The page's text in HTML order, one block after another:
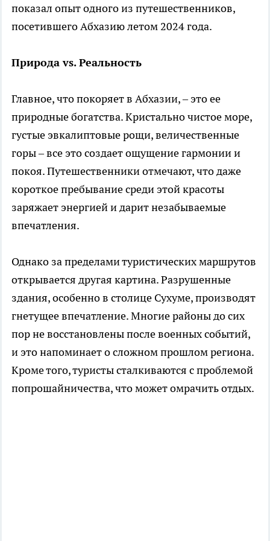
показал опыт одного из путешественников,
посетившего Абхазию летом 2024 года.
Природа vs. Реальность
Главное, что покоряет в Абхазии, – это ее
природные богатства. Кристально чистое море,
густые эвкалиптовые рощи, величественные
горы – все это создает ощущение гармонии и
покоя. Путешественники отмечают, что даже
короткое пребывание среди этой красоты
заряжает энергией и дарит незабываемые
впечатления.
Однако за пределами туристических маршрутов
открывается другая картина. Разрушенные
здания, особенно в столице Сухуме, производят
гнетущее впечатление. Многие районы до сих
пор не восстановлены после военных событий,
и это напоминает о сложном прошлом региона.
Кроме того, туристы сталкиваются с проблемой
попрошайничества, что может омрачить отдых.